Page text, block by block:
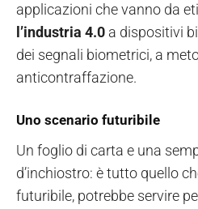
applicazioni che vanno da
l’industria 4.0 a dispositivi
dei segnali biometrici, a
anticontraffazione.
Uno scenario futuribile
Un foglio di carta e una
d’inchiostro: è tutto quello
futuribile, potrebbe servire